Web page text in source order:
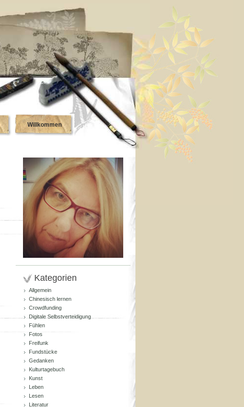
Willkommen
Kategorien
Allgemein
Chinesisch lernen
Crowdfunding
Digitale Selbstverteidigung
Fühlen
Fotos
Freifunk
Fundstücke
Gedanken
Kulturtagebuch
Kunst
Leben
Lesen
Literatur